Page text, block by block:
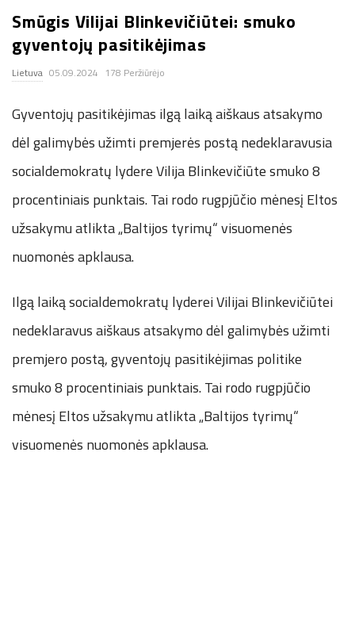
.
c
o
.
u
k
Smūgis Vilijai Blinkevičiūtei: smuko
gyventojų pasitikėjimas
Lietuva 05.09.2024 178 Peržiūrėjo
Gyventojų pasitikėjimas ilgą laiką aiškaus atsakymo
dėl galimybės užimti premjerės postą nedeklaravusia
socialdemokratų lydere Vilija Blinkevičiūte smuko 8
procentiniais punktais. Tai rodo rugpjūčio mėnesį Eltos
užsakymu atlikta „Baltijos tyrimų“ visuomenės
nuomonės apklausa.
Ilgą laiką socialdemokratų lyderei Vilijai Blinkevičiūtei
nedeklaravus aiškaus atsakymo dėl galimybės užimti
premjero postą, gyventojų pasitikėjimas politike
smuko 8 procentiniais punktais. Tai rodo rugpjūčio
mėnesį Eltos užsakymu atlikta „Baltijos tyrimų“
visuomenės nuomonės apklausa.